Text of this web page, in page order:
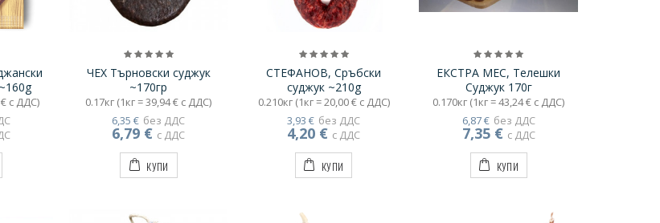
€ с ДДС)
ЧЕХ Търновски суджук
~170гр
0.17кг (1кг = 39,94 € с ДДС)
без ДДС
6,35 €
с ДДС
6,79 €
КУПИ
СТЕФАНОВ, Сръбски
суджук ~210g
0.210кг (1кг = 20,00 € с ДДС)
без ДДС
3,93 €
с ДДС
4,20 €
КУПИ
ЕКСТРА МЕС, Телешки
Суджук 170г
0.170кг (1кг = 43,24 € с ДДС)
без ДДС
6,87 €
с ДДС
7,35 €
КУПИ